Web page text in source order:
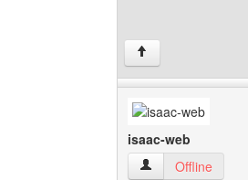
↑
isaac-web
isaac-web Ver
Offline